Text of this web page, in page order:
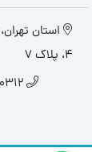
استان
4، پلاک 7
021-36615383